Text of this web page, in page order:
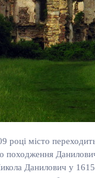
році місто
походження
Данилович у